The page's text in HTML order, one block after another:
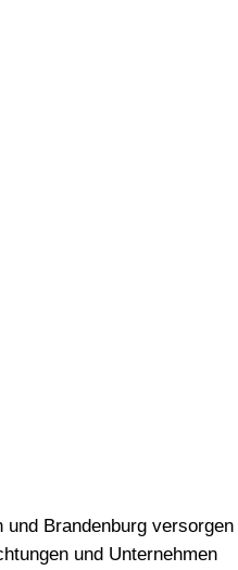
Brandenburg versorgen
und Unternehmen